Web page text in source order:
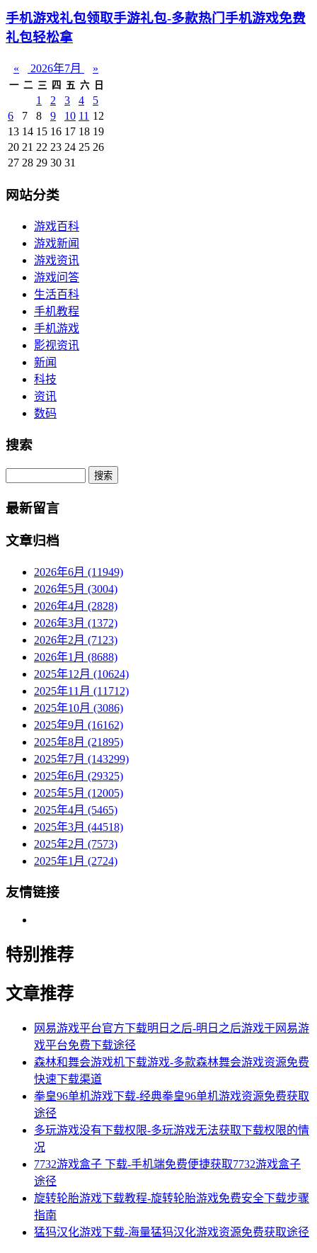
手机游戏礼包领取手游礼包-多款热门手机游戏免费
礼包轻松拿
« 2026年7月 »
一 二 三 四 五 六 日
1 2 3 4
5
6
7 8 9 10 11 12
13 14 15 16 17 18 19
20 21 22 23 24 25 26
27 28 29 30 31
网站分类
游戏百科
游戏新闻
游戏资讯
游戏问答
生活百科
手机教程
手机游戏
影视资讯
新闻
科技
资讯
数码
搜索
Search
最新留言
文章归档
2026年6月 (11949)
2026年5月 (3004)
2026年4月 (2828)
2026年3月 (1372)
2026年2月 (7123)
2026年1月 (8688)
2025年12月 (10624)
2025年11月 (11712)
2025年10月 (3086)
2025年9月 (16162)
2025年8月 (21895)
2025年7月 (143299)
2025年6月 (29325)
2025年5月 (12005)
2025年4月 (5465)
2025年3月 (44518)
2025年2月 (7573)
2025年1月 (2724)
友情链接
特别推荐
文章推荐
网易游戏平台官方下载明日之后-明日之后游戏于网易游
戏平台免费下载途径
森林和舞会游戏机下载游戏-多款森林舞会游戏资源免费
快速下载渠道
拳皇96单机游戏下载-经典拳皇96单机游戏资源免费获取
途径
多玩游戏没有下载权限-多玩游戏无法获取下载权限的情
况
7732游戏盒子 下载-手机端免费便捷获取7732游戏盒子
途径
旋转轮胎游戏下载教程-旋转轮胎游戏免费安全下载步骤
指南
猛犸汉化游戏下载-海量猛犸汉化游戏资源免费获取途径